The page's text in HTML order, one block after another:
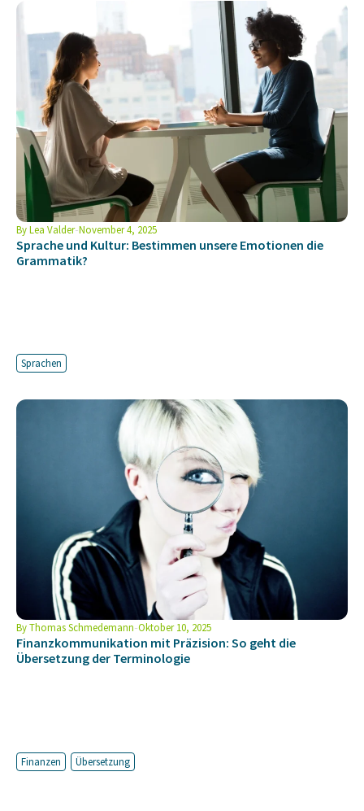
ByLea Valder November 4, 2025
Sprache und Kultur: Bestimmen unsere Emotionen die
Grammatik?
Sprachen
ByThomas Schmedemann Oktober 10, 2025
Finanzkommunikation mit Präzision: So geht die
Übersetzung der Terminologie
Finanzen Übersetzung